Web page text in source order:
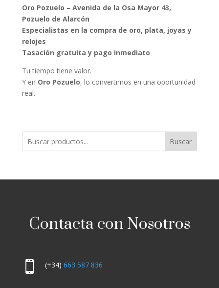
Oro Pozuelo – Avenida de la Osa Mayor 43,
Pozuelo de Alarcón
Especialistas en la compra de oro, plata, joyas y
relojes
Tasación gratuita y pago inmediato
Tu tiempo tiene valor.
Y en Oro Pozuelo, lo convertimos en una oportunidad
real.
Buscar
Contacta con Nosotros
 (+34) 663 587 836